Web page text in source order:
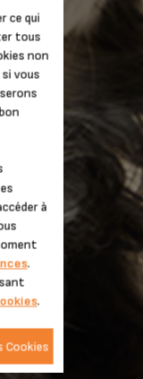
ce qui
tous
non
vous
à
.
.
Cookies